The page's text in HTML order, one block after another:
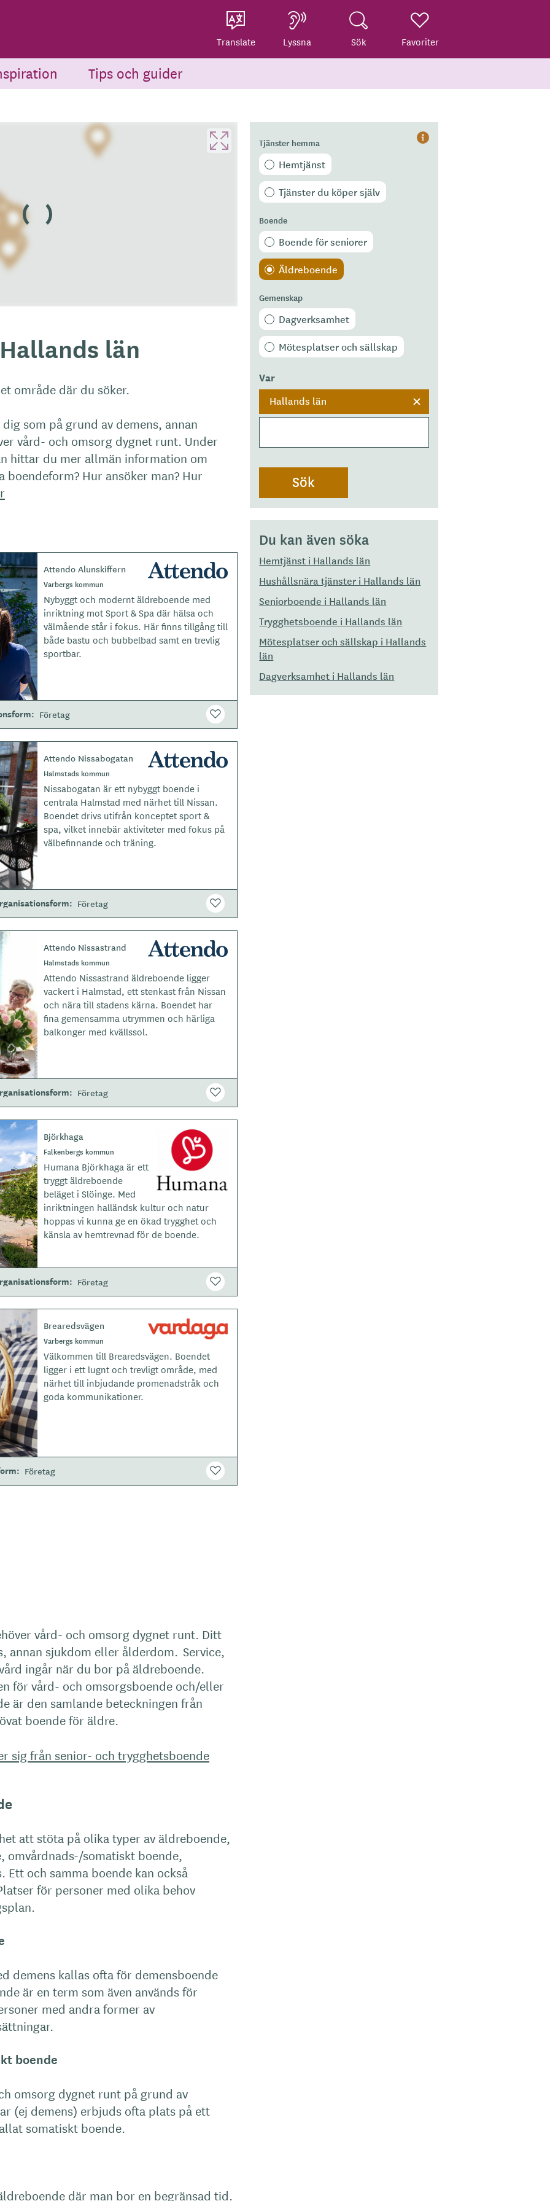
Translate Lyssna Sök Favoriter
Tips och guider
Hjälp
Tjänster hemma
Hemtjänst
Tjänster du köper själv
Boende
Boende för seniorer
Äldreboende
Gemenskap
Dagverksamhet
Mötesplatser och sällskap
Var
Hallands län
Du kan även söka
Hemtjänst i Hallands län
Hushållsnära tjänster i Hallands län
Seniorboende i Hallands län
Trygghetsboende i Hallands län
Mötesplatser och sällskap i Hallands
län
Dagverksamhet i Hallands län
län
område där du söker.
som på grund av demens, annan
vård- och omsorg dygnet runt. Under
hittar du mer allmän information om
boendeform? Hur ansöker man? Hur
L
o
g
o
t
y
Attendo Alunskiffern
Varbergs kommun
Nybyggt och modernt äldreboende med
inriktning mot Sport & Spa där hälsa och
välmående står i fokus. Här finns tillgång till
både bastu och bubbelbad samt en trevlig
sportbar.
Företag
L
o
g
o
t
y
p
e
Attendo Nissabogatan
Halmstads kommun
Nissabogatan är ett nybyggt boende i
centrala Halmstad med närhet till Nissan.
Boendet drivs utifrån konceptet sport &
spa, vilket innebär aktiviteter med fokus på
välbefinnande och träning.
Företag
L
o
g
o
t
y
Attendo Nissastrand
Halmstads kommun
Attendo Nissastrand äldreboende ligger
vackert i Halmstad, ett stenkast från Nissan
och nära till stadens kärna. Boendet har
fina gemensamma utrymmen och härliga
balkonger med kvällssol.
Företag
o
t
y
p
e
Björkhaga
Falkenbergs kommun
Humana Björkhaga är ett
tryggt äldreboende
beläget i Slöinge. Med
inriktningen halländsk kultur och natur
hoppas vi kunna ge en ökad trygghet och
känsla av hemtrevnad för de boende.
Företag
L
o
g
o
t
Brearedsvägen
Varbergs kommun
Välkommen till Brearedsvägen. Boendet
ligger i ett lugnt och trevligt område, med
närhet till inbjudande promenadstråk och
goda kommunikationer.
Företag
vård- och omsorg dygnet runt. Ditt
annan sjukdom eller ålderdom. Service,
ingår när du bor på äldreboende.
för vård- och omsorgsboende och/eller
är den samlande beteckningen från
boende för äldre.
sig från senior- och trygghetsboende
att stöta på olika typer av äldreboende,
omvårdnads-/somatiskt boende,
och samma boende kan också
för personer med olika behov
demens kallas ofta för demensboende
är en term som även används för
med andra former av
boende
omsorg dygnet runt på grund av
(ej demens) erbjuds ofta plats på ett
somatiskt boende.
där man bor en begränsad tid.